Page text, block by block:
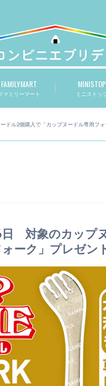
ァミリーマート
FAMILYMART
ミニストッ
MINISTOP
ル2個購入で「カップヌードル専用フォ
日 対象のカップ
ーク」プレゼン